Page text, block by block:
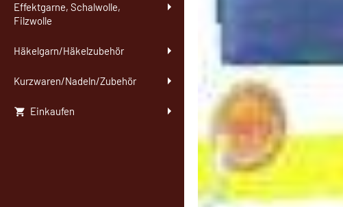
Effektgarne, Schalwolle,
Filzwolle
Häkelgarn/Häkelzubehör
Kurzwaren/Nadeln/Zubehör
Einkaufen